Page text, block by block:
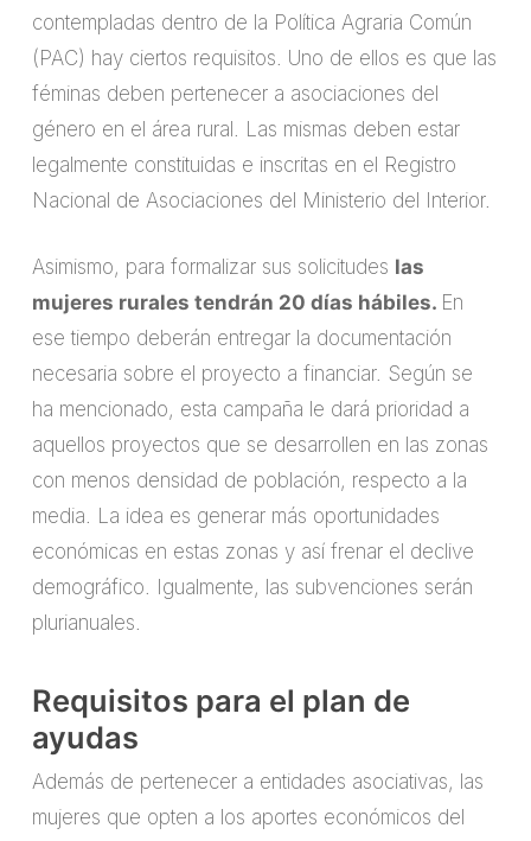
contempladas dentro de la Política Agraria Común
(PAC) hay ciertos requisitos. Uno de ellos es que las
féminas deben pertenecer a asociaciones del
género en el área rural. Las mismas deben estar
legalmente constituidas e inscritas en el Registro
Nacional de Asociaciones del Ministerio del Interior.
Asimismo, para formalizar sus solicitudes las
mujeres rurales tendrán 20 días hábiles. En
ese tiempo deberán entregar la documentación
necesaria sobre el proyecto a financiar. Según se
ha mencionado, esta campaña le dará prioridad a
aquellos proyectos que se desarrollen en las zonas
con menos densidad de población, respecto a la
media. La idea es generar más oportunidades
económicas en estas zonas y así frenar el declive
demográfico. Igualmente, las subvenciones serán
plurianuales.
Requisitos para el plan de
ayudas
Además de pertenecer a entidades asociativas, las
mujeres que opten a los aportes económicos del